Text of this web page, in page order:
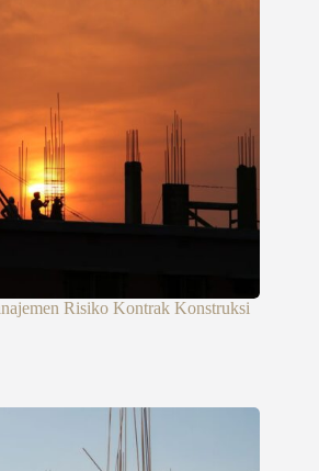
Risiko Kontrak Konstruksi